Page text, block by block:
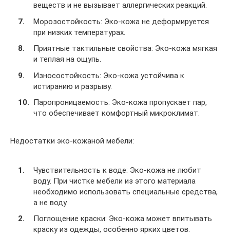
веществ и не вызывает аллергических реакций.
Морозостойкость: Эко-кожа не деформируется
при низких температурах.
Приятные тактильные свойства: Эко-кожа мягкая
и теплая на ощупь.
Износостойкость: Эко-кожа устойчива к
истиранию и разрыву.
Паропроницаемость: Эко-кожа пропускает пар,
что обеспечивает комфортный микроклимат.
Недостатки эко-кожаной мебели:
Чувствительность к воде: Эко-кожа не любит
воду. При чистке мебели из этого материала
необходимо использовать специальные средства,
а не воду.
Поглощение краски: Эко-кожа может впитывать
краску из одежды, особенно ярких цветов.